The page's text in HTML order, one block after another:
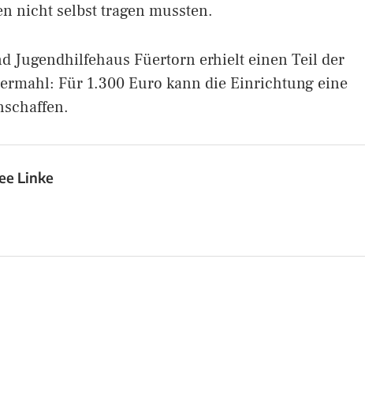
nicht selbst tragen mussten.
Jugendhilfehaus Füertorn erhielt einen Teil der
Für 1.300 Euro kann die Einrichtung eine
Linke